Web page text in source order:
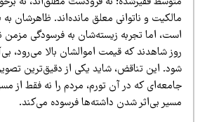
و ناتوانی معلق مانده‌اند. ظاهرشان به
اما تجربه زیسته‌شان به فرسودگی مزمن
شاهدند که قیمت اموالشان بالا می‌رود، بی‌آنکه
این تناقض، شاید یکی از دقیق‌ترین تصویرها از
که در آن تورم، مردم را نه فقط از مسیر
بی‌اثر شدن داشته‌ها فرسوده می‌کند.